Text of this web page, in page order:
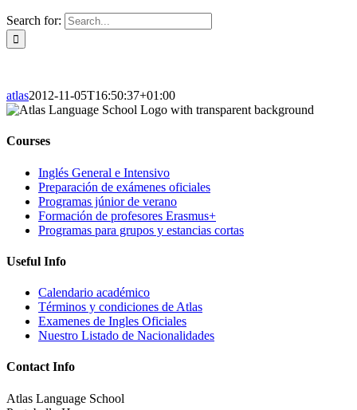
Search for:
atlas2012-11-05T16:50:37+01:00
Courses
Inglés General e Intensivo
Preparación de exámenes oficiales
Programas júnior de verano
Formación de profesores Erasmus+
Programas para grupos y estancias cortas
Useful Info
Calendario académico
Términos y condiciones de Atlas
Examenes de Ingles Oficiales
Nuestro Listado de Nacionalidades
Contact Info
Atlas Language School